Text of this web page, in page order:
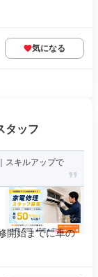
気になる
タッフ
スキルアップで
開始までに車の